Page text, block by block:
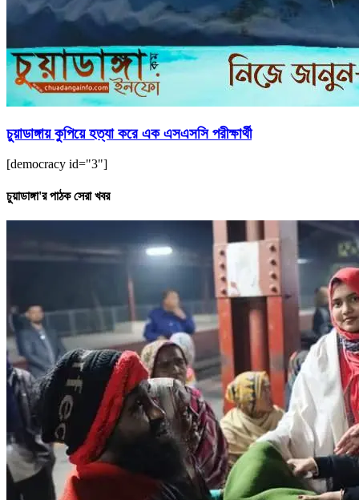
চুয়াডাঙ্গায় কুপিয়ে হত্যা করে এক এসএসসি পরীক্ষার্থী
[democracy id="3"]
চুয়াডাঙ্গা'র পাঠক সেরা খবর